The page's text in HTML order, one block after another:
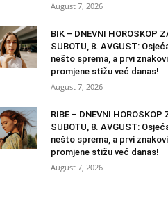
August 7, 2026
BIK – DNEVNI HOROSKOP
SUBOTU, 8. AVGUST:
nešto sprema, a prvi znakovi
promjene stižu već danas!
August 7, 2026
RIBE – DNEVNI HOROSKOP
SUBOTU, 8. AVGUST:
nešto sprema, a prvi znakovi
promjene stižu već danas!
August 7, 2026